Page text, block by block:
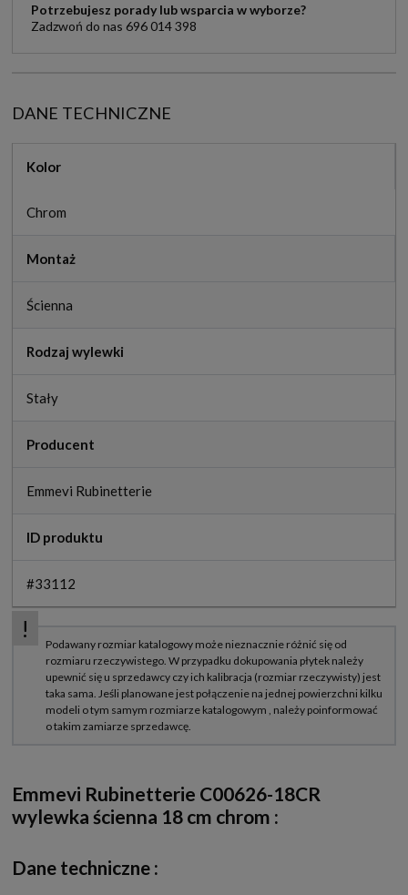
Potrzebujesz porady lub wsparcia w wyborze?
Zadzwoń do nas 696 014 398
DANE TECHNICZNE
Kolor
Chrom
Montaż
Ścienna
Rodzaj wylewki
Stały
Producent
Emmevi Rubinetterie
ID produktu
#33112
Emmevi Rubinetterie C00626-18CR
wylewka ścienna 18 cm chrom :
Dane techniczne :